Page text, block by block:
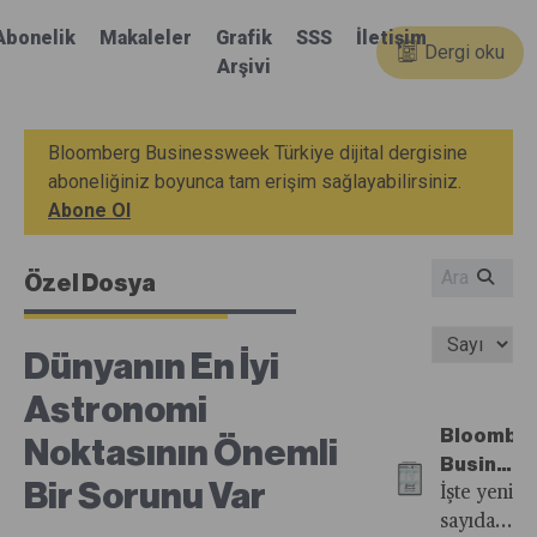
Makaleler
Grafik
Arşivi
SSS İletişim
Dergi oku
Bloomberg Businessweek Türkiye dijital dergisine
aboneliğiniz boyunca tam erişim sağlayabilirsiniz.
Abone Ol
Özel Dosya
Dünyanın En İyi
Astronomi
Noktasının Önemli
Bir Sorunu Var
39.
İşte yeni
sayıdan